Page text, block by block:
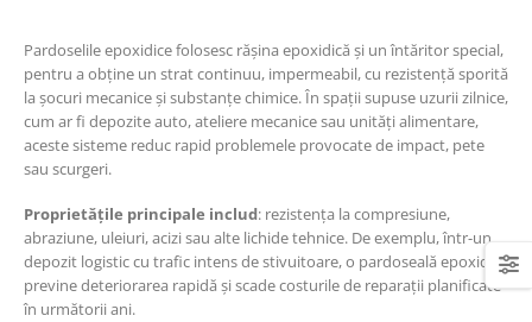
Pardoselile epoxidice folosesc rășina epoxidică și un întăritor special,
pentru a obține un strat continuu, impermeabil, cu rezistență sporită
la șocuri mecanice și substanțe chimice. În spații supuse uzurii zilnice,
cum ar fi depozite auto, ateliere mecanice sau unități alimentare,
aceste sisteme reduc rapid problemele provocate de impact, pete
sau scurgeri.
Proprietățile principale includ: rezistența la compresiune,
abraziune, uleiuri, acizi sau alte lichide tehnice. De exemplu, într-un
depozit logistic cu trafic intens de stivuitoare, o pardoseală epoxidică
previne deteriorarea rapidă și scade costurile de reparații planificate
în următorii ani.